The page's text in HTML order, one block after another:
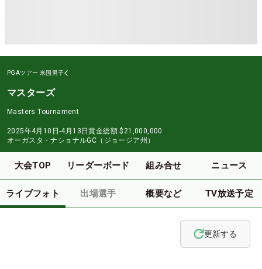
PGAツアー 米国男子
マスターズ
Masters Tournament
2025年4月10日-4月13日賞金総額 $21,000,000
オーガスタ・ナショナルGC（ジョージア州）
大会TOP リーダーボード 組み合せ ニュース
ライブフォト 出場選手 概要など TV放送予定
更新する